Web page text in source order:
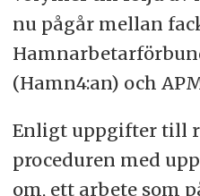
nu pågår mellan
(Hamn4:an) och
Enligt uppgifter till
proceduren med
om, ett arbete som